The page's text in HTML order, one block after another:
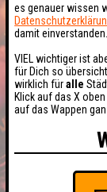
es genauer wissen
damit einverstanden.
VIEL wichtiger ist
für Dich so
wirklich füralle
Klick auf das X
auf das Wappen